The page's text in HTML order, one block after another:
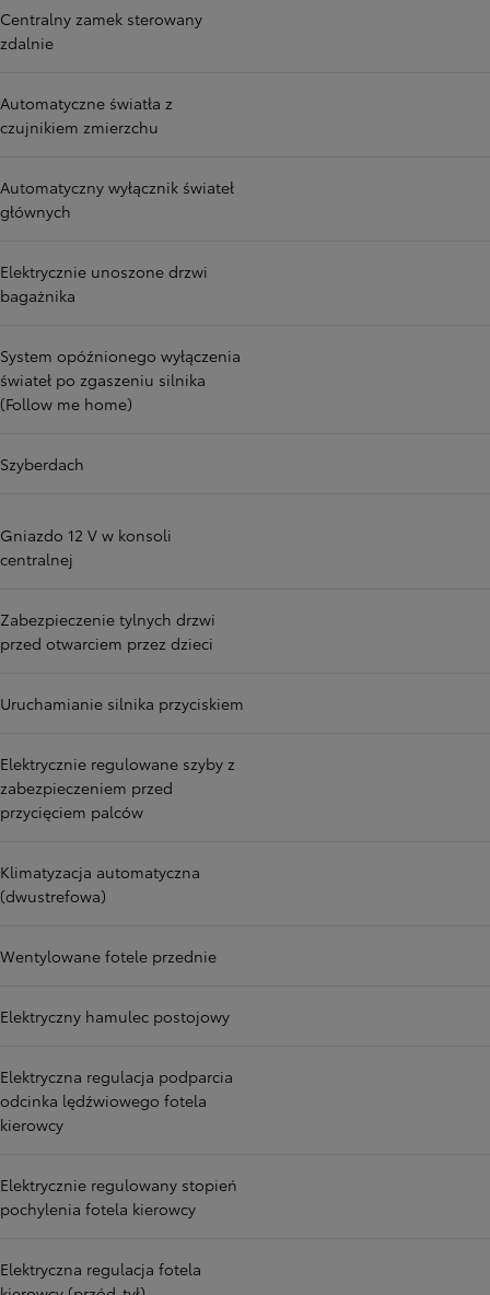
Centralny zamek sterowany
zdalnie
Automatyczne światła z
czujnikiem zmierzchu
Automatyczny wyłącznik świateł
głównych
Elektrycznie unoszone drzwi
bagażnika
System opóźnionego wyłączenia
świateł po zgaszeniu silnika
(Follow me home)
Szyberdach
Gniazdo 12 V w konsoli
centralnej
Zabezpieczenie tylnych drzwi
przed otwarciem przez dzieci
Uruchamianie silnika przyciskiem
Elektrycznie regulowane szyby z
zabezpieczeniem przed
przycięciem palców
Klimatyzacja automatyczna
(dwustrefowa)
Wentylowane fotele przednie
Elektryczny hamulec postojowy
Elektryczna regulacja podparcia
odcinka lędźwiowego fotela
kierowcy
Elektrycznie regulowany stopień
pochylenia fotela kierowcy
Elektryczna regulacja fotela